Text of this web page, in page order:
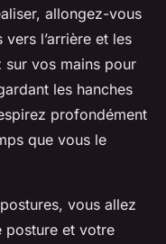
allongez-vous
l’arrière et les
sur vos mains pour
les hanches
profondément
que vous le
vous allez
posture et votre